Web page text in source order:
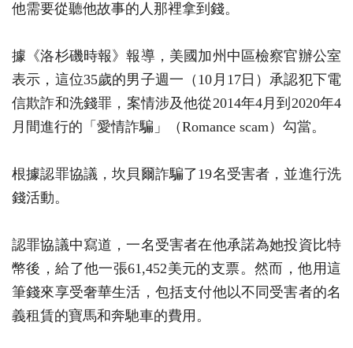
他需要從聽他故事的人那裡拿到錢。
據《洛杉磯時報》報導，美國加州中區檢察官辦公室
表示，這位35歲的男子週一（10月17日）承認犯下電
信欺詐和洗錢罪，案情涉及他從2014年4月到2020年4
月間進行的「愛情詐騙」（Romance scam）勾當。
根據認罪協議，坎貝爾詐騙了19名受害者，並進行洗
錢活動。
認罪協議中寫道，一名受害者在他承諾為她投資比特
幣後，給了他一張61,452美元的支票。然而，他用這
筆錢來享受奢華生活，包括支付他以不同受害者的名
義租賃的寶馬和奔馳車的費用。